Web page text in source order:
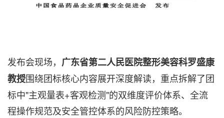
发布会现场， 广东省第二人民医院整形美容科罗盛康
教授围绕团标核心内容展开深度解读，重点拆解了团
标中"主观量表+客观检测"的双维度评价体系、全流
程操作规范及安全管控体系的风险防控策略。